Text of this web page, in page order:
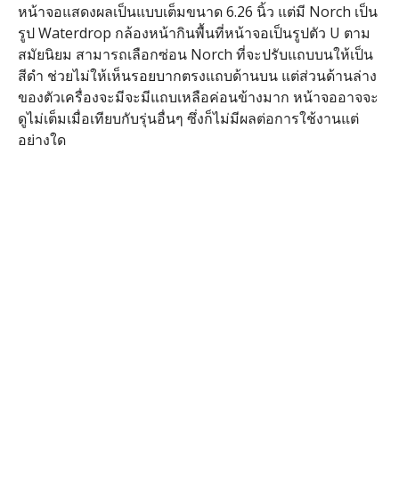
หน้าจอแสดงผลเป็นแบบเต็มขนาด 6.26 นิ้ว แต่มี Norch เป็น
รูป Waterdrop กล้องหน้ากินพื้นที่หน้าจอเป็นรูปตัว U ตาม
สมัยนิยม สามารถเลือกซ่อน Norch ที่จะปรับแถบบนให้เป็น
สีดำ ช่วยไม่ให้เห็นรอยบากตรงแถบด้านบน แต่ส่วนด้านล่าง
ของตัวเครื่องจะมีจะมีแถบเหลือค่อนข้างมาก หน้าจออาจจะ
ดูไม่เต็มเมื่อเทียบกับรุ่นอื่นๆ ซึ่งก็ไม่มีผลต่อการใช้งานแต่
อย่างใด